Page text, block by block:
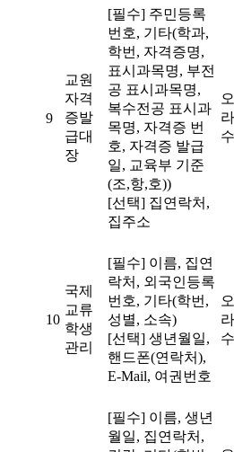
9
교원
자격
증발
급대
장
[필수] 주민등록
번호, 기타(학과,
학번, 자격증명,
표시과목명, 부전
공 표시과목명,
복수전공 표시과
목명, 자격증 번
호, 자격증 발급
일, 교육부 기준
(조,항,호))
[선택] 집연락처,
집주소
10
국제
교류
학생
관리
[필수] 이름, 집연
락처, 외국인등록
번호, 기타(학번,
성별, 소속)
[선택] 생년월일,
핸드폰(연락처),
E-Mail, 여권번호
[필수] 이름, 생년
월일, 집연락처,